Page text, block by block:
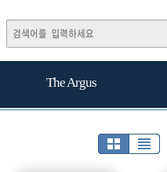
The Argus